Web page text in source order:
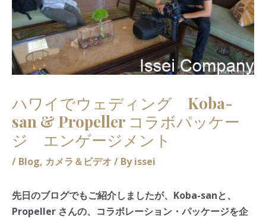
ハワイでウェディング Koba-
san & Propeller コラボパッケー
ジ エンゲージメント
/ Blog, カメラ＆ビデオ / Byissei
先日のブログでもご紹介しましたが、Koba-sanと、
Propeller さんの、コラボレーション・パッケージを企